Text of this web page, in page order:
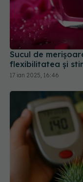
Sucul de
flexibilitatea și
17 ian 2025, 16:46